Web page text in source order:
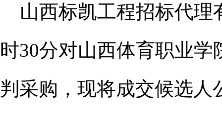
山西标凯工程招标代理
时30分对山西体育职业
判采购，现将成交候选人